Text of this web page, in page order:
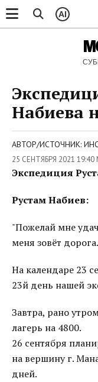
AI
Набиева
АВТОР/ИСТОЧНИК:
25 СЕНТЯБРЯ 2021 19:40
Экспедиция
Рустам Набиев:
"Пожелай мне
меня зовёт
На календаре 23
23й день нашей
Завтра, рано
лагерь на 4800.
26 сентября
на вершину г.
дней.